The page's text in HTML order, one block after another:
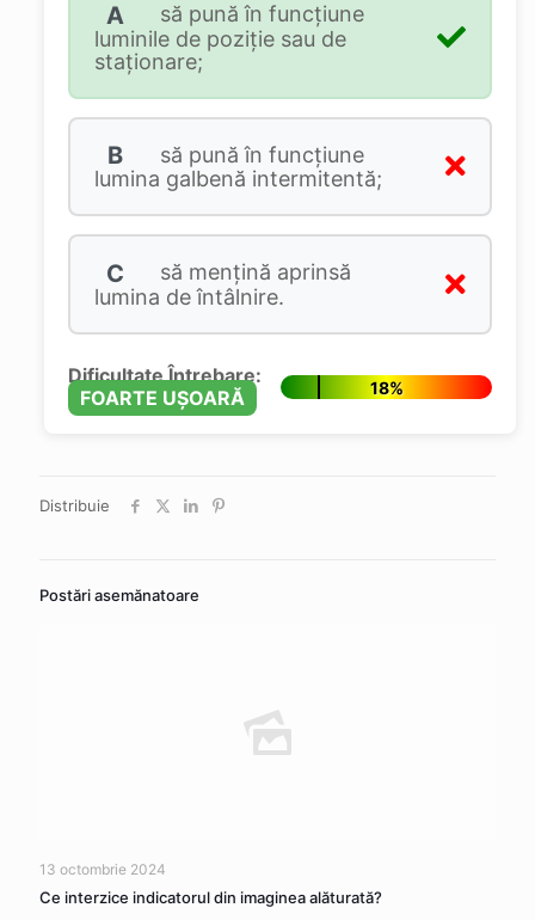
A
să pună în funcţiune
luminile de poziţie sau de
staţionare;
B
să pună în funcţiune
lumina galbenă intermitentă;
C
să menţină aprinsă
lumina de întâlnire.
Dificultate Întrebare:
FOARTE UȘOARĂ
18%
Distribuie
Postări asemănatoare
13 octombrie 2024
Ce interzice indicatorul din imaginea alăturată?